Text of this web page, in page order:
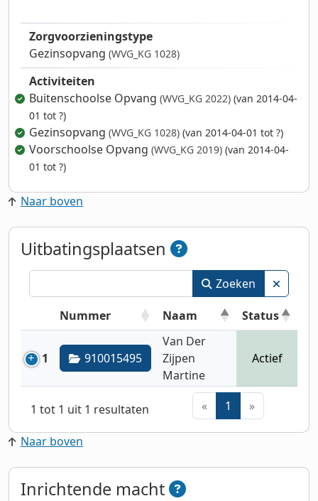
Zorgvoorzieningstype
Gezinsopvang (WVG_KG 1028)
Activiteiten
Buitenschoolse Opvang (WVG_KG 2022) (van 2014-04-
01 tot ?)
Gezinsopvang (WVG_KG 1028) (van 2014-04-01 tot ?)
Voorschoolse Opvang (WVG_KG 2019) (van 2014-04-
01 tot ?)
Naar boven
Uitbatingsplaatsen
Zoeken
Nummer Naam Status
1 910015495
Van Der
Zijpen
Martine
Actief
1 tot 1 uit 1 resultaten « 1 »
Naar boven
Inrichtende macht